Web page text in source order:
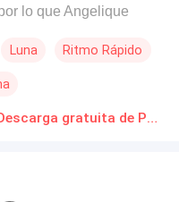
lo que Angelique
Ahora, en una
y leído en libros que
con un poderoso
y Luana, su loba, se
Luna Ritmo Rápido
Luna Escarlata Novelas Online Descarga gratuita de PDF